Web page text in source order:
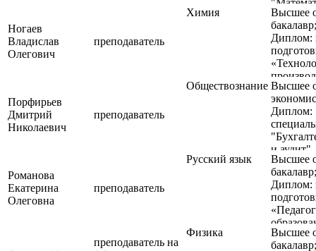
и аудит"
Ногаев
Владислав
Олегович
преподаватель
Химия
Высшее
Диплом:
Диплом:
Диплом
по
35.06.01
Порфирьев
Дмитрий
Николаевич
преподаватель
Обществознание Высшее
Диплом:
и аудит"
Романова
Екатерина
Олеговна
преподаватель
Русский язык
Высшее
Диплом:
преподаватель на
Физика
Высшее
бакалавр;